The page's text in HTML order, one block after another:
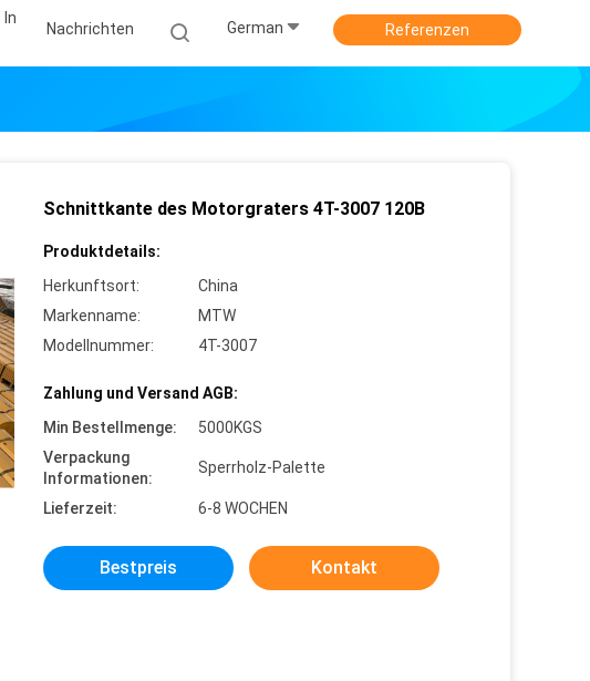
Nachrichten German Referenzen
Schnittkante des Motorgraters 4T-3007 120B
Produktdetails:
Herkunftsort:
China
Markenname:
MTW
Modellnummer:
4T-3007
Zahlung und Versand AGB:
Min Bestellmenge:
5000KGS
Verpackung
Informationen:
Sperrholz-Palette
Lieferzeit: 6-8 WOCHEN
Bestpreis Kontakt